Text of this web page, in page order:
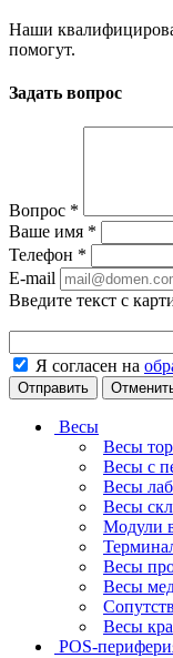
Наши
помогут.
Задать вопрос
Вопрос *
Ваше имя *
Телефон *
E-mail
Введите текст с
Я согласен на
Весы
Весы
Весы с
Весы
Весы
Модули
Весы
Весы
Весы
POS-